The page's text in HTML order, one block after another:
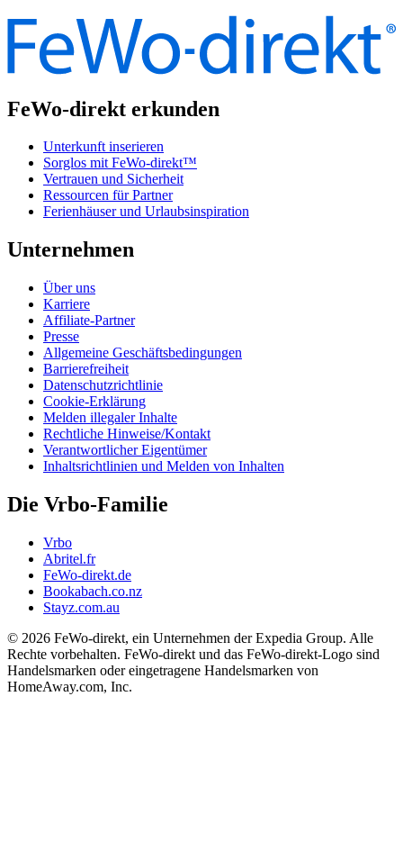
FeWo-direkt erkunden
Unterkunft inserieren
Sorglos mit FeWo-direkt™
Vertrauen und Sicherheit
Ressourcen für Partner
Ferienhäuser und Urlaubsinspiration
Unternehmen
Über uns
Karriere
Affiliate-Partner
Presse
Allgemeine Geschäftsbedingungen
Barrierefreiheit
Datenschutzrichtlinie
Cookie-Erklärung
Melden illegaler Inhalte
Rechtliche Hinweise/Kontakt
Verantwortlicher Eigentümer
Inhaltsrichtlinien und Melden von Inhalten
Die Vrbo-Familie
Vrbo
Abritel.fr
FeWo-direkt.de
Bookabach.co.nz
Stayz.com.au
© 2026 FeWo-direkt, ein Unternehmen der Expedia Group. Alle
Rechte vorbehalten. FeWo-direkt und das FeWo-direkt-Logo sind
Handelsmarken oder eingetragene Handelsmarken von
HomeAway.com, Inc.